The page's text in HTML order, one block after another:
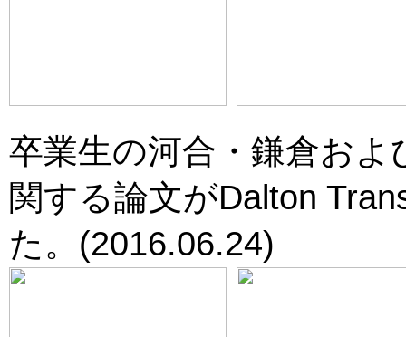
卒業生の河合・鎌倉お
関する論文がDalton
た。(2016.06.24)